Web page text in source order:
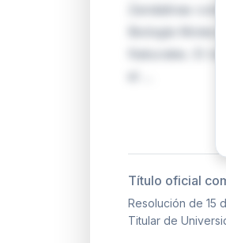
Zandalinas
Biología
Naturales. El
Título oficial
Resolución de 15
Titular de